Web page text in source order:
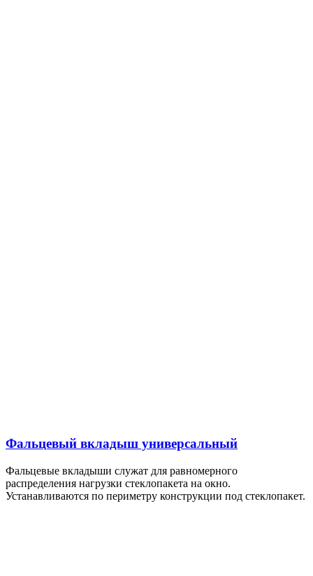
Фальцевый вкладыш универсальный
Фальцевые вкладыши служат для равномерного
распределения нагрузки стеклопакета на окно.
Устанавливаются по периметру конструкции под стеклопакет.